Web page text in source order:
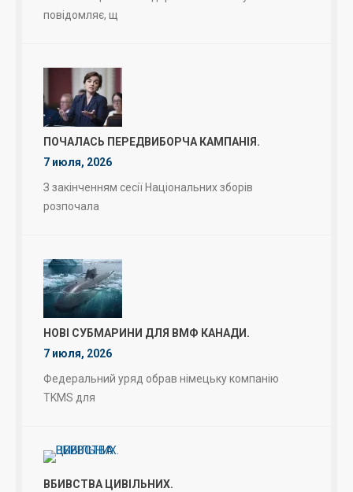
повідомляє, щ
ПОЧАЛАСЬ ПЕРЕДВИБОРЧА КАМПАНІЯ.
7 июля, 2026
З закінченням сесії Національних зборів
розпочала
НОВІ СУБМАРИНИ ДЛЯ ВМФ КАНАДИ.
7 июля, 2026
Федеральний уряд обрав німецьку компанію
TKMS для
ВБИВСТВА ЦИВІЛЬНИХ.